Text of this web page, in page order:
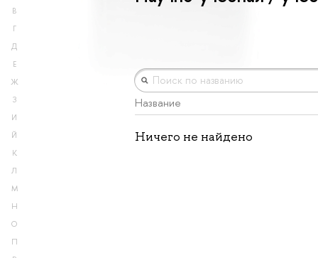
В
Г
Д
Е
Ж
З
И
Й
К
Л
М
Н
О
П
Название
Ничего не найдено